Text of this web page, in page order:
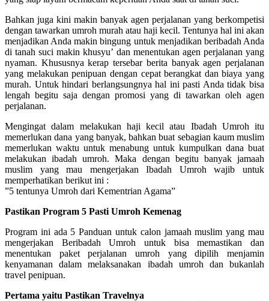
Bahkan juga kini makin banyak agen perjalanan yang berkompetisi
dengan tawarkan umroh murah atau haji kecil. Tentunya hal ini akan
menjadikan Anda makin bingung untuk menjadikan beribadah Anda
di tanah suci makin khusyu’ dan menentukan agen perjalanan yang
nyaman. Khususnya kerap tersebar berita banyak agen perjalanan
yang melakukan penipuan dengan cepat berangkat dan biaya yang
murah. Untuk hindari berlangsungnya hal ini pasti Anda tidak bisa
lengah begitu saja dengan promosi yang di tawarkan oleh agen
perjalanan.
Mengingat dalam melakukan haji kecil atau Ibadah Umroh itu
memerlukan dana yang banyak, bahkan buat sebagian kaum muslim
memerlukan waktu untuk menabung untuk kumpulkan dana buat
melakukan ibadah umroh. Maka dengan begitu banyak jamaah
muslim yang mau mengerjakan Ibadah Umroh wajib untuk
memperhatikan berikut ini :
”5 tentunya Umroh dari Kementrian Agama”
Pastikan Program 5 Pasti Umroh Kemenag
Program ini ada 5 Panduan untuk calon jamaah muslim yang mau
mengerjakan Beribadah Umroh untuk bisa memastikan dan
menentukan paket perjalanan umroh yang dipilih menjamin
kenyamanan dalam melaksanakan ibadah umroh dan bukanlah
travel penipuan.
Pertama yaitu Pastikan Travelnya